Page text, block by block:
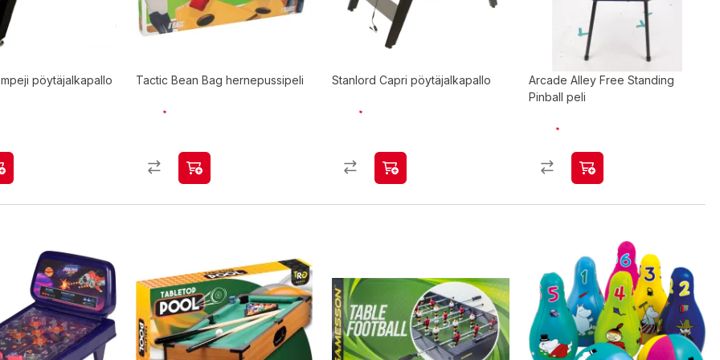
Pompeji pöytäjalkapallo Tactic Bean Bag hernepussipeli Stanlord Capri pöytäjalkapallo
Arcade Alley Free Standing
Pinball peli